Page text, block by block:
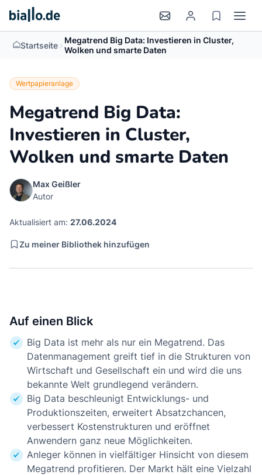
Startseite > Megatrend Big Data: Investieren in Cluster,
Wolken und smarte Daten
Wertpapieranlage
Megatrend Big Data:
Investieren in Cluster,
Wolken und smarte Daten
Max Geißler
Autor
Aktualisiert am: 27.06.2024
Zu meiner Bibliothek hinzufügen
Auf einen Blick
Big Data ist mehr als nur ein Megatrend. Das
Datenmanagement greift tief in die Strukturen von
Wirtschaft und Gesellschaft ein und wird die uns
bekannte Welt grundlegend verändern.
Big Data beschleunigt Entwicklungs- und
Produktionszeiten, erweitert Absatzchancen,
verbessert Kostenstrukturen und eröffnet
Anwendern ganz neue Möglichkeiten.
Anleger können in vielfältiger Hinsicht von diesem
Megatrend profitieren. Der Markt hält eine Vielzahl